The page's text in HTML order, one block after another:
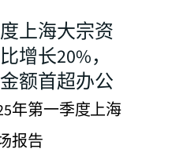
上海大宗资
增长20%，
额首超办公
年第一季度上海
报告